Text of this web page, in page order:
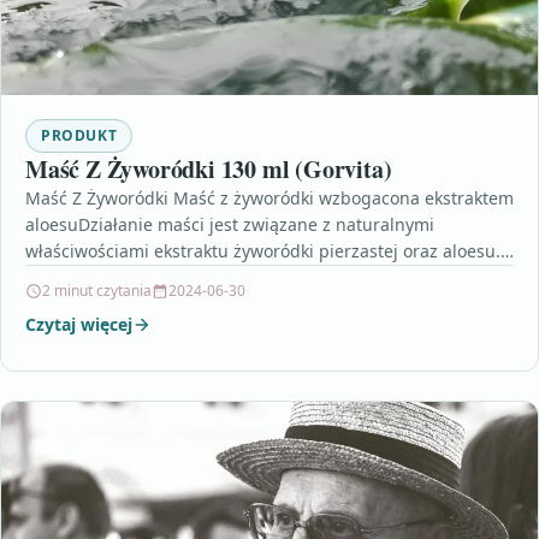
PRODUKT
Maść Z Żyworódki 130 ml (Gorvita)
Maść Z Żyworódki Maść z żyworódki wzbogacona ekstraktem
aloesuDziałanie maści jest związane z naturalnymi
właściwościami ekstraktu żyworódki pierzastej oraz aloesu.
2 minut czytania 2024-06-30
Czytaj więcej